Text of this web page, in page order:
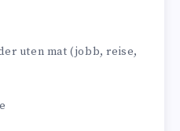
uten mat (jobb, reise,